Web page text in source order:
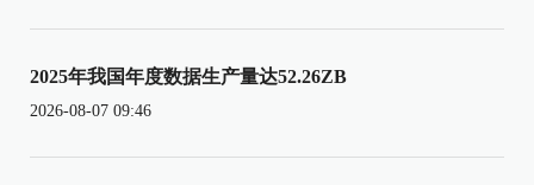
2025年我国年度数据生产量达52.26ZB
2026-08-07 09:46